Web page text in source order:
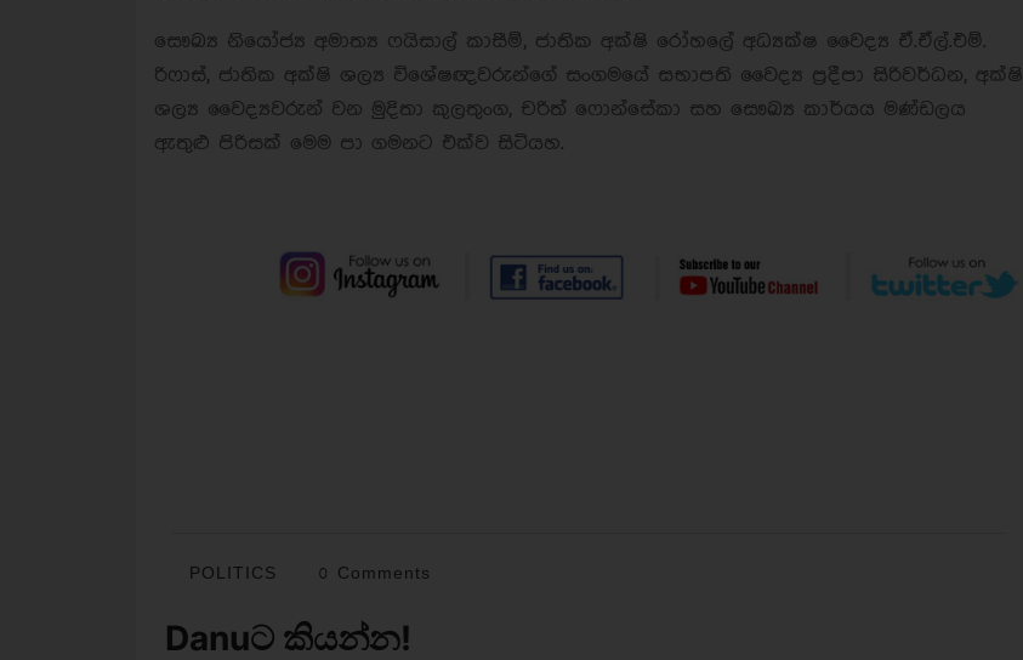
සෞඛ්‍ය නියෝජ්‍ය අමාත්‍ය ෆයිසාල් කාසීම්, ජාතික අක්ෂි රෝහලේ අධ්‍යක්ෂ වෛද්‍ය ඒ.ඒල්.එම්.
රිෆාස්, ජාතික අක්ෂි ශල්‍ය විශේෂඥවරුන්ගේ සංගමයේ සභාපති වෛද්‍ය ප‍්‍රදීපා සිරිවර්ධන, අක්ෂි
ශල්‍ය වෛද්‍යවරුන් වන මුදිතා කුලතුංග, චරිත් ෆොන්සේකා සහ සෞඛ්‍ය කාර්යය මණ්ඩලය
ඇතුළු පිරිසක් මෙම පා ගමනට එක්ව සිටියහ.
POLITICS 0 Comments